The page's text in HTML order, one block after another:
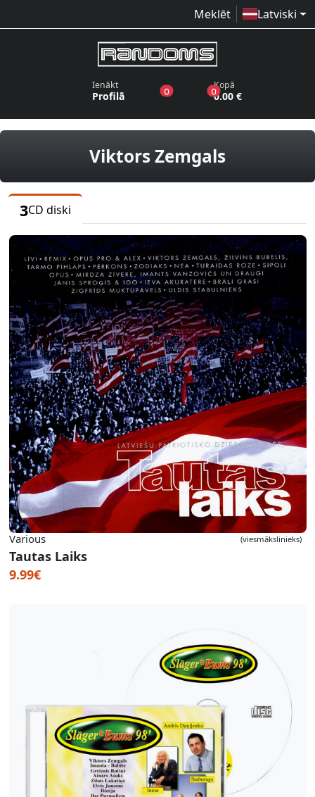
Meklēt Latviski
Ienākt
Profilā 0produkti vēlmju sarakstā
0produkti grozā
Kopā
0.00 €
Viktors ZemgalsCD diski
3CD diski
Various (viesmākslinieks)
Tautas Laiks
9.99€